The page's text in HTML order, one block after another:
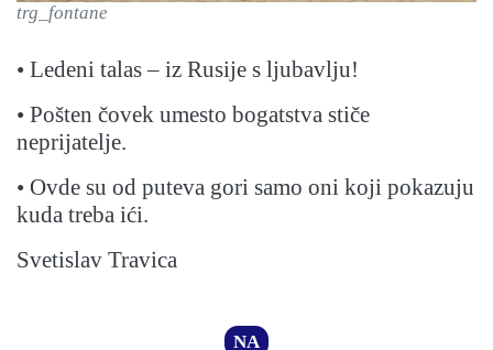
trg_fontane
• Ledeni talas – iz Rusije s ljubavlju!
• Pošten čovek umesto bogatstva stiče
neprijatelje.
• Ovde su od puteva gori samo oni koji pokazuju
kuda treba ići.
Svetislav Travica
NA